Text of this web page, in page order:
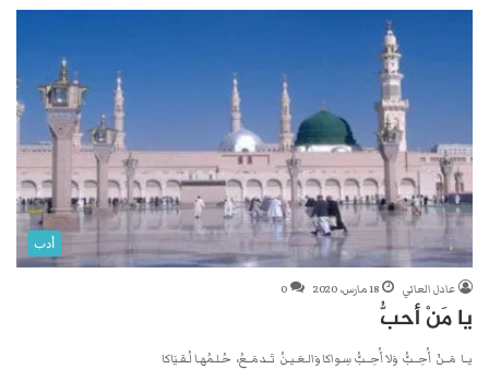
أدب
عادل العاني 18 مارس، 2020 0
يا مَنْ أحبُّ
يــا مَــنْ أُحِــبُّ وَلا أُحِــبُّ سِـواكا وَالـعَـيـنُ تَــدمَــعُ، حُـلـمُهـا لُـقـيَاكا